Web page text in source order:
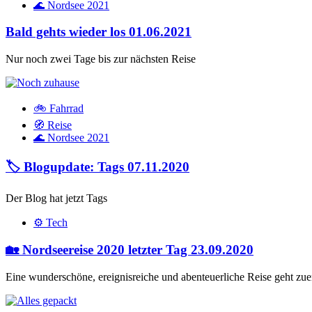
🌊 Nordsee 2021
Bald gehts wieder los 01.06.2021
Nur noch zwei Tage bis zur nächsten Reise
🚲 Fahrrad
🧭 Reise
🌊 Nordsee 2021
🏷️ Blogupdate: Tags 07.11.2020
Der Blog hat jetzt Tags
⚙️ Tech
🏡 Nordseereise 2020 letzter Tag 23.09.2020
Eine wunderschöne, ereignisreiche und abenteuerliche Reise geht